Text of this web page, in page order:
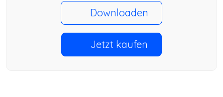
Downloaden
Jetzt kaufen